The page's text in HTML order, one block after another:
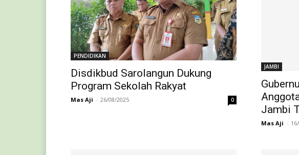
PENDIDIKAN
Disdikbud Sarolangun Dukung
Program Sekolah Rakyat
Mas Aji - 26/08/2025 0
JAMBI
Jambi
Mas Aji -